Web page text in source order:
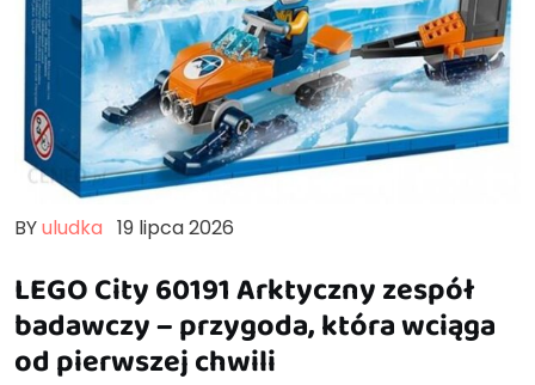
BYuludka 19 lipca 2026
LEGO City 60191 Arktyczny zespół
badawczy – przygoda, która wciąga
od pierwszej chwili